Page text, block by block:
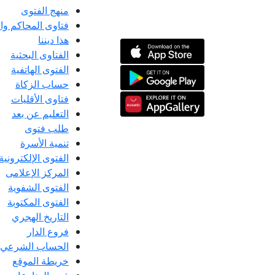
منهج الفتوى
فتاوى المحاكم
هذا ديننا
الفتاوى البحثية
الفتوى الهاتفية
حساب الزكاة
فتاوى الأقليات
التعليم عن بعد
طلب فتوى
تنمية الأسرة
الفتوى الإلكترونية
المركز الإعلامى
الفتوى الشفوية
الفتوى المكتوبة
التاريخ الهجري
فروع الدار
الحساب الشرعي
خريطة الموقع